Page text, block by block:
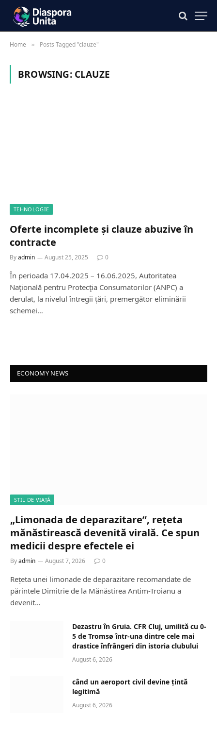
Home » Posts Tagged "clauze"
BROWSING: CLAUZE
TEHNOLOGIE
Oferte incomplete și clauze abuzive în
contracte
Byadmin August 25, 2025 0
În perioada 17.04.2025 – 16.06.2025, Autoritatea
Naţională pentru Protecţia Consumatorilor (ANPC) a
derulat, la nivelul întregii țări, premergător eliminării
schemei…
ECONOMY NEWS
STIL DE VIAȚĂ
„Limonada de deparazitare”, rețeta
mănăstirească devenită virală. Ce spun
medicii despre efectele ei
Byadmin August 7, 2026 0
Rețeta unei limonade de deparazitare recomandate de
părintele Dimitrie de la Mănăstirea Antim-Troianu a
devenit…
Dezastru în Gruia. CFR Cluj, umilită cu 0-
5 de Tromsø într-una dintre cele mai
drastice înfrângeri din istoria clubului
August 6, 2026
când un aeroport civil devine țintă
legitimă
August 6, 2026